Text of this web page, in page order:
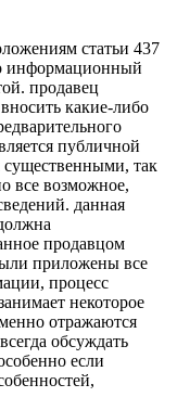
статьи 437
информационный
продавец
какие-либо
публичной
существенными, так
все возможное,
данная
продавцом
приложены все
процесс
некоторое
отражаются
обсуждать
если